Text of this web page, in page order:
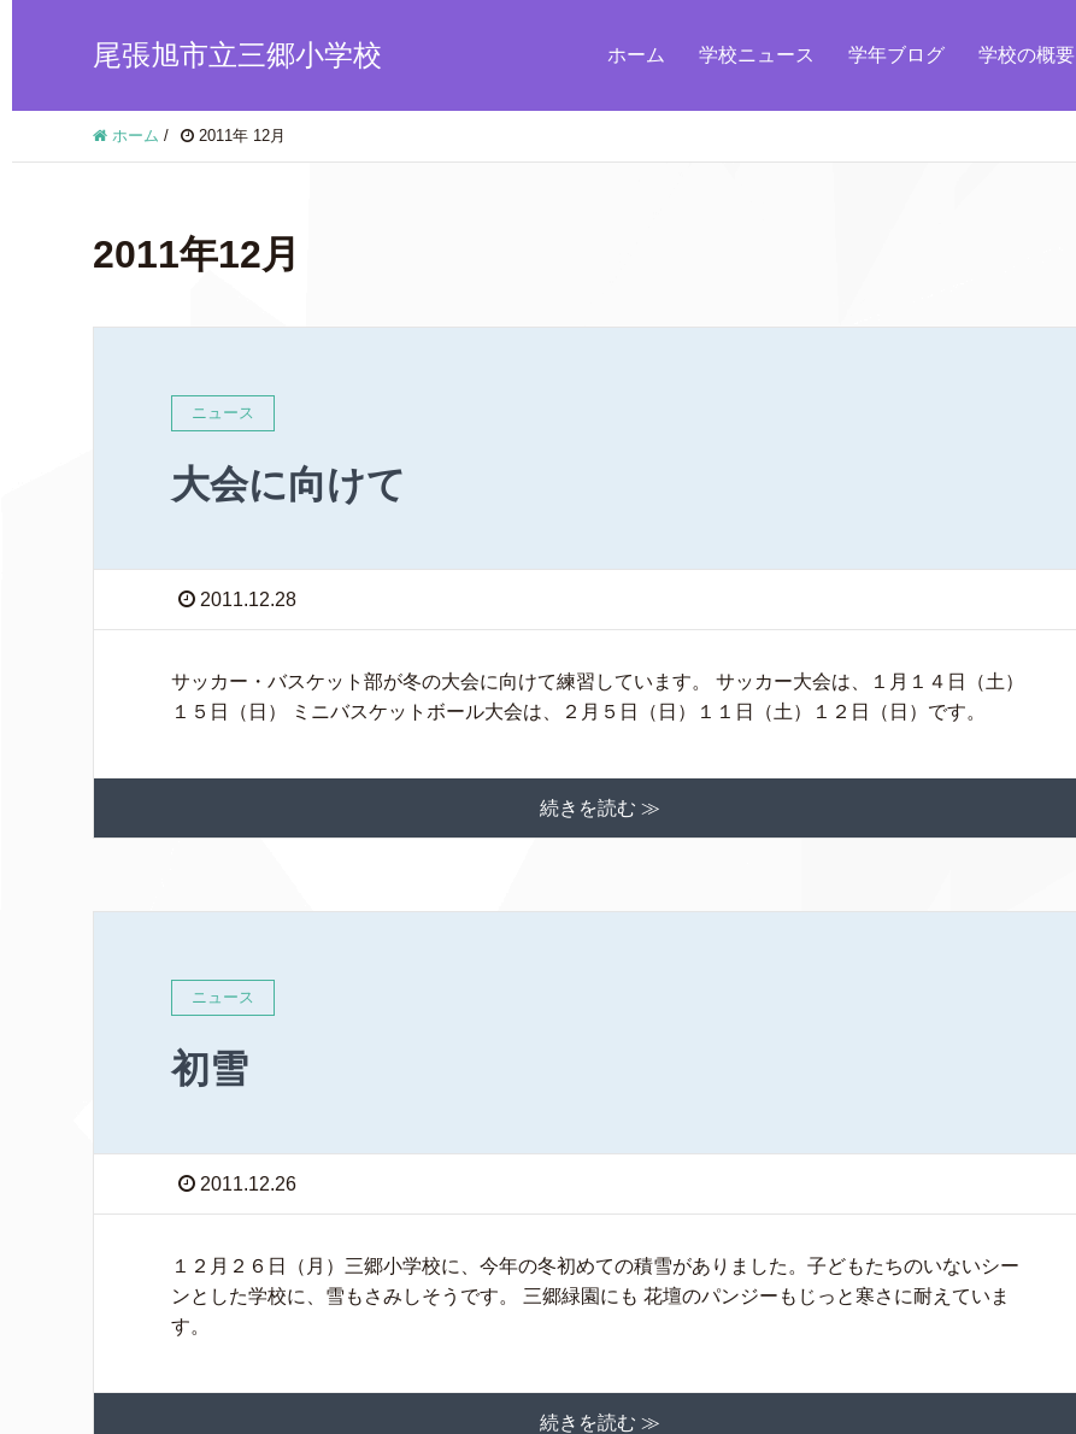
尾張旭市立三郷小学校 ホーム 学校ニュース 学年ブログ 学校の概要
ホーム / 2011年 12月
2011年12月
ニュース
大会に向けて
2011.12.28
サッカー・バスケット部が冬の大会に向けて練習しています。 サッカー大会は、１月１４日（土）
１５日（日） ミニバスケットボール大会は、２月５日（日）１１日（土）１２日（日）です。
続きを読む ≫
ニュース
初雪
2011.12.26
１２月２６日（月）三郷小学校に、今年の冬初めての積雪がありました。子どもたちのいないシー
ンとした学校に、雪もさみしそうです。 三郷緑園にも 花壇のパンジーもじっと寒さに耐えていま
す。
続きを読む ≫